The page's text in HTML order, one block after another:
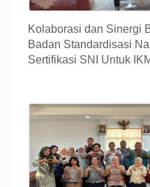
Kolaborasi dan Sinergi
Badan Standardisasi
Sertifikasi SNI Untuk